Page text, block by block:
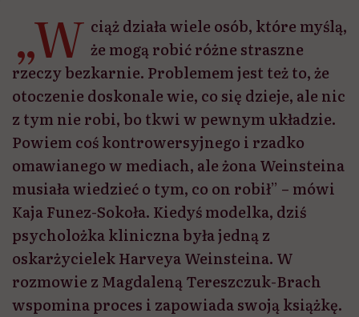
„W ciąż działa wiele osób, które myślą,
że mogą robić różne straszne
rzeczy bezkarnie. Problemem jest też to, że
otoczenie doskonale wie, co się dzieje, ale nic
z tym nie robi, bo tkwi w pewnym układzie.
Powiem coś kontrowersyjnego i rzadko
omawianego w mediach, ale żona Weinsteina
musiała wiedzieć o tym, co on robił” – mówi
Kaja Funez-Sokoła. Kiedyś modelka, dziś
psycholożka kliniczna była jedną z
oskarżycielek Harveya Weinsteina. W
rozmowie z Magdaleną Tereszczuk-Brach
wspomina proces i zapowiada swoją książkę.